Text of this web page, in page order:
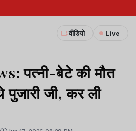
वीडियो Live
पत्नी-बेटे की मौत
जी, कर ली